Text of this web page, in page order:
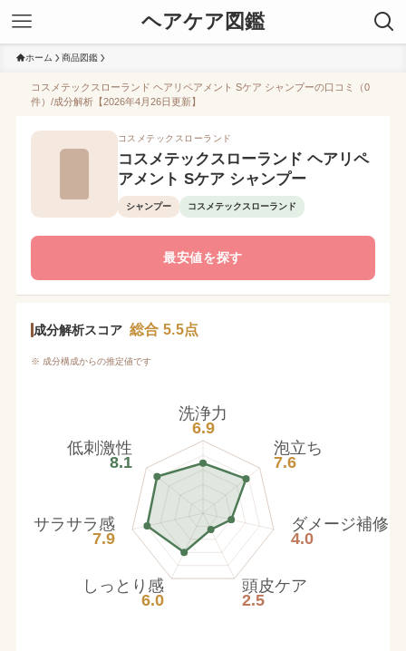
ヘアケア図鑑
ホーム 商品図鑑
コスメテックスローランド ヘアリペアメント Sケア シャンプーの口コミ（0
件）/成分解析【2026年4月26日更新】
コスメテックスローランド
コスメテックスローランド ヘアリペ
アメント Sケア シャンプー
シャンプー コスメテックスローランド
最安値を探す
成分解析スコア 総合 5.5点
※ 成分構成からの推定値です
洗浄力
6.9
泡立ち
7.6
ダメージ補修
4.0
頭皮ケア
2.5
しっとり感
6.0
サラサラ感
7.9
低刺激性
8.1